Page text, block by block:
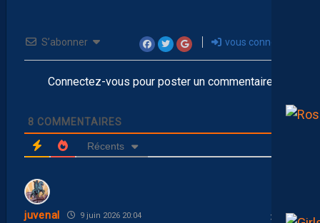
S’abonner vous connecter
Connectez-vous pour poster un commentaire
8 COMMENTAIRES
Récents
juvenal 9 juin 2026 20:04